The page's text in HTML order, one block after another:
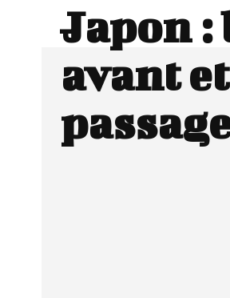
Japon :
avant